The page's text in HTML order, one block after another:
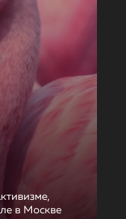
в Москве